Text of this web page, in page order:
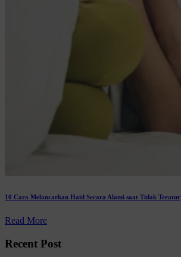
10 Cara Melancarkan Haid Secara Alami saat Tidak Teratur
Read More
Recent Post